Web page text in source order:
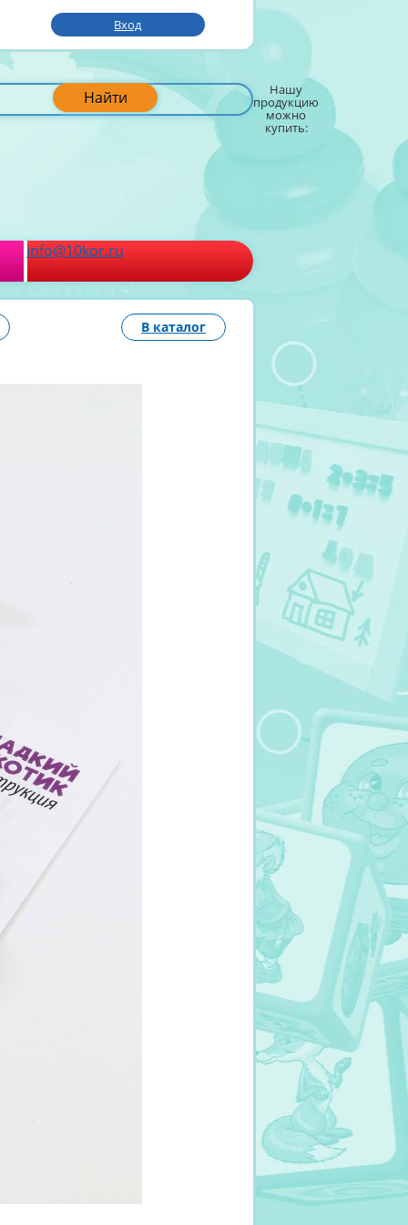
Вход
Найти Нашу
продукцию
можно
купить:
info@10kor.ru
В каталог